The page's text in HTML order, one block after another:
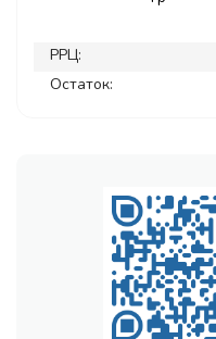
РРЦ:
Остаток: